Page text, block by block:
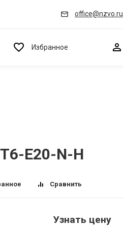
office@nzvo.ru
Избранное
E20-N-H
Сравнить
Узнать цену